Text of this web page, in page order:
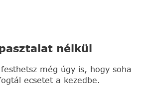
nélkül
még úgy is, hogy soha
ecsetet a kezedbe.